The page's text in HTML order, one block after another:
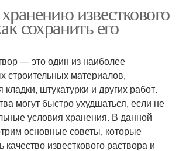
известкового
сохранить его
— это один из наиболее
строительных материалов,
штукатурки и других работ.
могут быстро ухудшаться, если не
условия хранения. В данной
основные советы, которые
качество известкового раствора и